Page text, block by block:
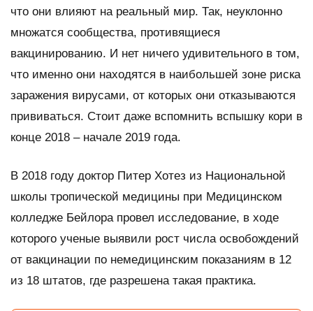
что они влияют на реальный мир. Так, неуклонно
множатся сообщества, противящиеся
вакцинированию. И нет ничего удивительного в том,
что именно они находятся в наибольшей зоне риска
заражения вирусами, от которых они отказываются
прививаться. Стоит даже вспомнить вспышку кори в
конце 2018 – начале 2019 года.
В 2018 году доктор Питер Хотез из Национальной
школы тропической медицины при Медицинском
колледже Бейлора провел исследование, в ходе
которого ученые выявили рост числа освобождений
от вакцинации по немедицинским показаниям в 12
из 18 штатов, где разрешена такая практика.